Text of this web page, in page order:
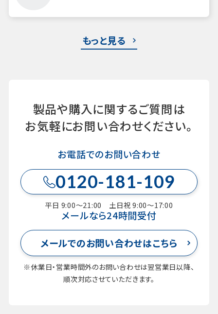
もっと見る
製品や購入に関するご質問は
お気軽にお問い合わせください。
お電話でのお問い合わせ
0120-181-109
平日 9:00～21:00 土日祝 9:00～17:00
メールなら24時間受付
メールでのお問い合わせはこちら
※休業日・営業時間外のお問い合わせは翌営業日以降、
順次対応させていただきます。